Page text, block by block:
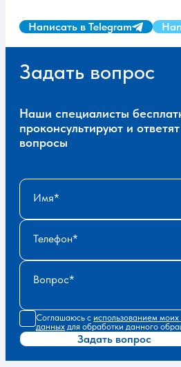
Написать в Telegram
Задать вопрос
Наши специалисты
проконсультируют и
вопросы
Имя
Телефон
Вопрос
Соглашаюсь с использованием
данных для обработки данного
Задать вопрос